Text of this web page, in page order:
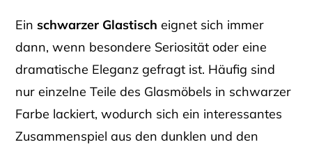
Ein schwarzer Glastisch eignet sich immer
dann, wenn besondere Seriosität oder eine
dramatische Eleganz gefragt ist. Häufig sind
nur einzelne Teile des Glasmöbels in schwarzer
Farbe lackiert, wodurch sich ein interessantes
Zusammenspiel aus den dunklen und den